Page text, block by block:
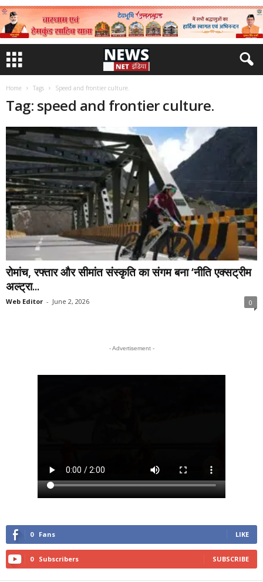
Home Tags Speed and frontier culture.
Tag: speed and frontier culture.
रोमांच, रफ्तार और सीमांत संस्कृति का संगम बना ‘नीति एक्सट्रीम
अल्ट्रा...
Web Editor - June 2, 2026 0
- Advertisement -
0 Fans LIKE
0 Subscribers SUBSCRIBE